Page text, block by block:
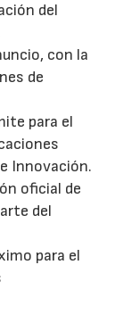
del
con la
de
para el
Innovación.
oficial de
del
para el